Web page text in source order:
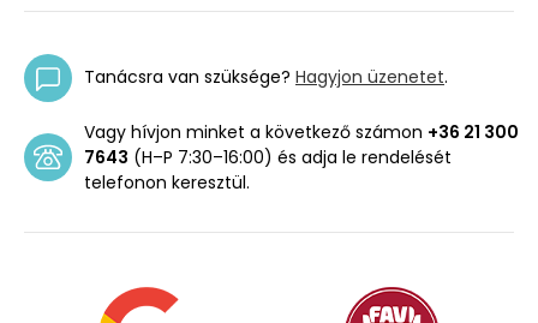
Tanácsra van szüksége? Hagyjon üzenetet.
Vagy hívjon minket a következő számon +36 21 300
7643 (H–P 7:30–16:00) és adja le rendelését
telefonon keresztül.